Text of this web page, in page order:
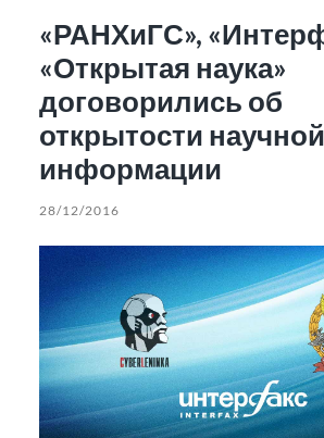
«РАНХиГС»,
«Открытая наука»
договорились об
открытости научной
информации
28/12/2016